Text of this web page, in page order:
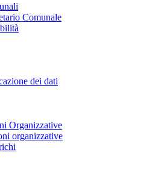
Comunale
dei dati
Organizzative
organizzative